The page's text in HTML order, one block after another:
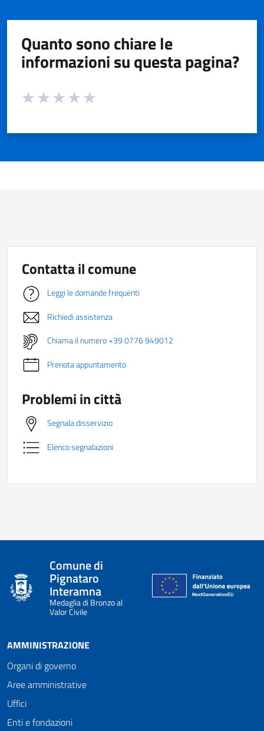
Quanto sono chiare le
informazioni su questa pagina?
Valuta da 1 a 5 stelle la pagina
Contatta il comune
Leggi le domande frequenti
Richiedi assistenza
Chiama il numero +39 0776 949012
Prenota appuntamento
Problemi in città
Segnala disservizio
Elenco segnalazioni
Comune di
Pignataro
Interamna
Medaglia di Bronzo al
Valor Civile
AMMINISTRAZIONE
Organi di governo
Aree amministrative
Uffici
Enti e fondazioni